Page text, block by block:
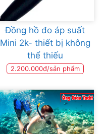
Đồng hồ đo áp suất
Mini 2k- thiết bị không
thể thiếu
2.200.000đ/sản phẩm